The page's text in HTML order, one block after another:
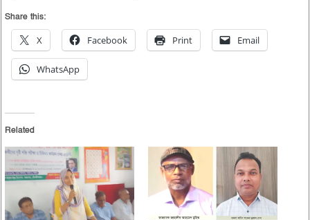
Share this:
X Facebook Print Email
WhatsApp
Related